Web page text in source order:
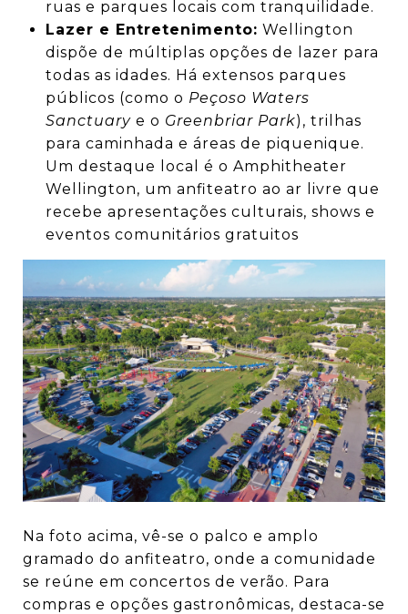
ruas e parques locais com tranquilidade.
Lazer e Entretenimento: Wellington
dispõe de múltiplas opções de lazer para
todas as idades. Há extensos parques
públicos (como o Peçoso Waters
Sanctuarye o Greenbriar Park), trilhas
para caminhada e áreas de piquenique.
Um destaque local é o Amphitheater
Wellington, um anfiteatro ao ar livre que
recebe apresentações culturais, shows e
eventos comunitários gratuitos
Na foto acima, vê-se o palco e amplo
gramado do anfiteatro, onde a comunidade
se reúne em concertos de verão. Para
compras e opções gastronômicas, destaca-se